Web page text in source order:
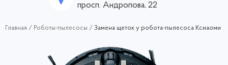
просп. Андропова, 22
Главная / Роботы-пылесосы / Замена щеток у робота-пылесоса Ксиаоми